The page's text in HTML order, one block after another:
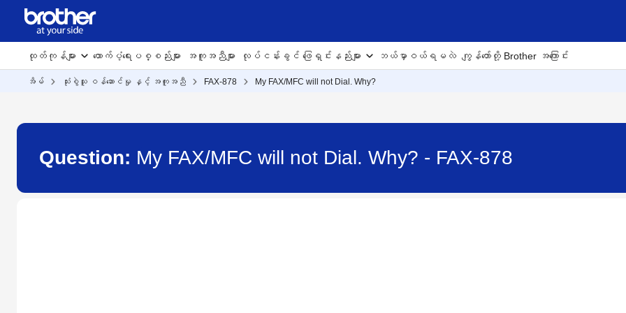
ထုတ်ကုန်များ ထောက်ပံ့ရေးပစ္စည်းများ အကူအညီများ လုပ်ငန်းခွင် ဖြေရှင်းနည်းများ ဘယ်မှာဝယ်ရမလဲ ကျွန်တော်တို့ Brother အကြောင်း
အိမ် သုံးစွဲသူ ဝန်ဆောင်မှု နှင့် အကူအညီ FAX-878 My FAX/MFC will not Dial. Why?
Question: My FAX/MFC will not Dial. Why? - FAX-878